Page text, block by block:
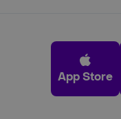
App Store